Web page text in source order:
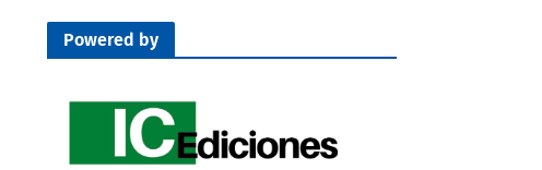
Powered by